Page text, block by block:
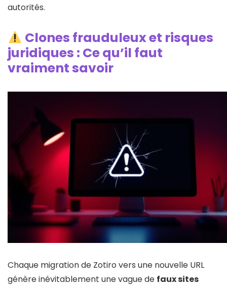
autorités.
Clones frauduleux et risques
juridiques : Ce qu’il faut
vraiment savoir
Chaque migration de Zotiro vers une nouvelle URL
génère inévitablement une vague de faux sites